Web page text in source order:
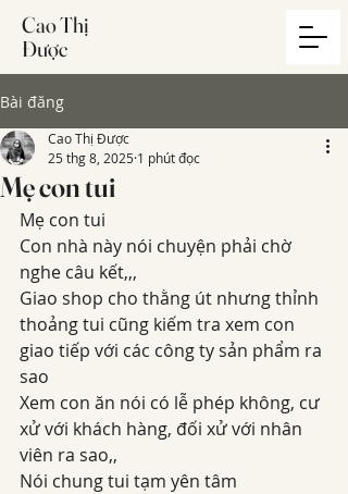
Cao Thị
Được
Bài đăng
Mẹ con tui
Cao Thị Được
25 thg 8, 2025 1 phút đọc
Mẹ con tui
Con nhà này nói chuyện phải chờ
nghe câu kết,,,
Giao shop cho thằng út nhưng thỉnh
thoảng tui cũng kiếm tra xem con
giao tiếp với các công ty sản phẩm ra
sao
Xem con ăn nói có lễ phép không, cư
xử với khách hàng, đối xử với nhân
viên ra sao,,
Nói chung tui tạm yên tâm